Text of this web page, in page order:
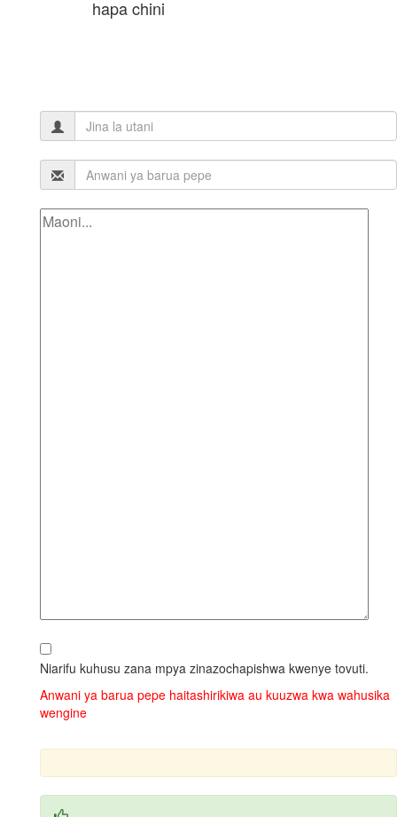
hapa chini
Niarifu kuhusu zana mpya zinazochapishwa kwenye tovuti.
Anwani ya barua pepe haitashirikiwa au kuuzwa kwa wahusika
wengine